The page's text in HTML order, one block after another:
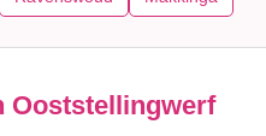
Ooststellingwerf